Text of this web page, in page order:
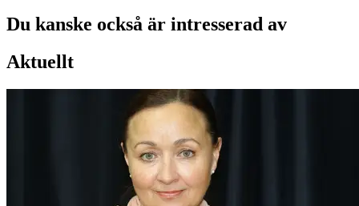
Du kanske också är intresserad av
Aktuellt